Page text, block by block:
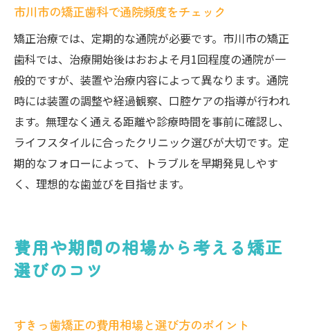
市川市の矯正歯科で通院頻度をチェック
矯正治療では、定期的な通院が必要です。市川市の矯正
歯科では、治療開始後はおおよそ月1回程度の通院が一
般的ですが、装置や治療内容によって異なります。通院
時には装置の調整や経過観察、口腔ケアの指導が行われ
ます。無理なく通える距離や診療時間を事前に確認し、
ライフスタイルに合ったクリニック選びが大切です。定
期的なフォローによって、トラブルを早期発見しやす
く、理想的な歯並びを目指せます。
費用や期間の相場から考える矯正
選びのコツ
すきっ歯矯正の費用相場と選び方のポイント